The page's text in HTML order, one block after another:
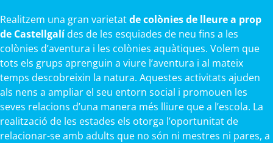
Realitzem una gran varietatde colònies de lleure a prop
de Castellgalídes de les esquiades de neu fins a les
colònies d’aventura i les colònies aquàtiques. Volem que
tots els grups aprenguin a viure l’aventura i al mateix
temps descobreixin la natura. Aquestes activitats ajuden
als nens a ampliar el seu entorn social i promouen les
seves relacions d’una manera més lliure que a l’escola. La
realització de les estades els otorga l’oportunitat de
relacionar-se amb adults que no són ni mestres ni pares, a